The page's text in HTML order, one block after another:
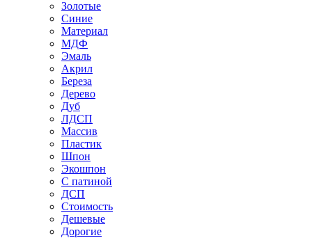
Золотые
Синие
Материал
МДФ
Эмаль
Акрил
Береза
Дерево
Дуб
ЛДСП
Массив
Пластик
Шпон
Экошпон
С патиной
ДСП
Стоимость
Дешевые
Дорогие